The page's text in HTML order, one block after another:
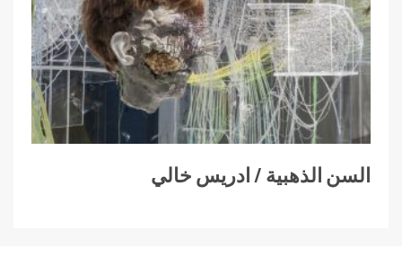
السن الذهبية / ادريس خالي